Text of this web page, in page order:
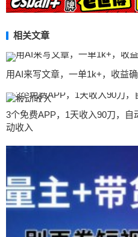
相关文章
用AI来写文章，一单1k+，收益
3个免费APP，1天收入90刀，
动收入